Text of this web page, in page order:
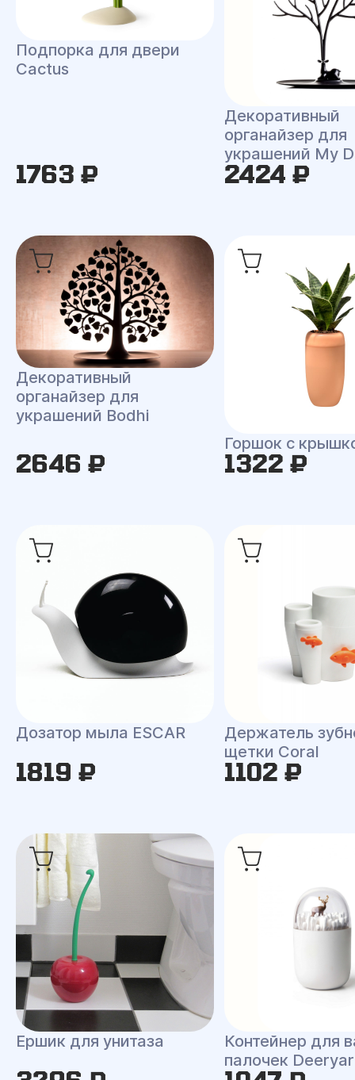
Подпорка для двери
Cactus
1763 ₽
Декоративный
органайзер для
украшений My
2424 ₽
Декоративный
органайзер для
украшений Bodhi
2646 ₽
Горшок с
1322 ₽
Дозатор мыла ESCAR
1819 ₽
Держатель
щетки Coral
1102 ₽
Ершик для унитаза
Контейнер для
палочек